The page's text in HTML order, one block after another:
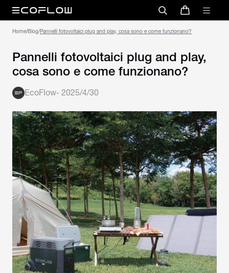
Home/Blog/Pannelli fotovoltaici plug and play, cosa sono e come funzionano?
Pannelli fotovoltaici plug and play,
cosa sono e come funzionano?
EcoFlow- 2025/4/30